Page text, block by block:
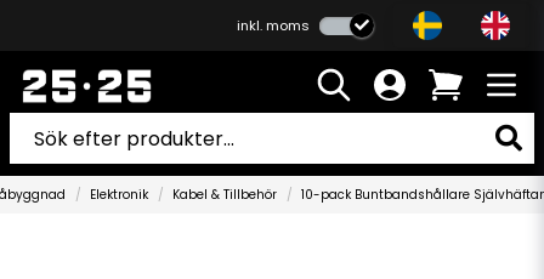
inkl. moms
Elektronik Kabel & Tillbehör 10-pack Buntbandshållare